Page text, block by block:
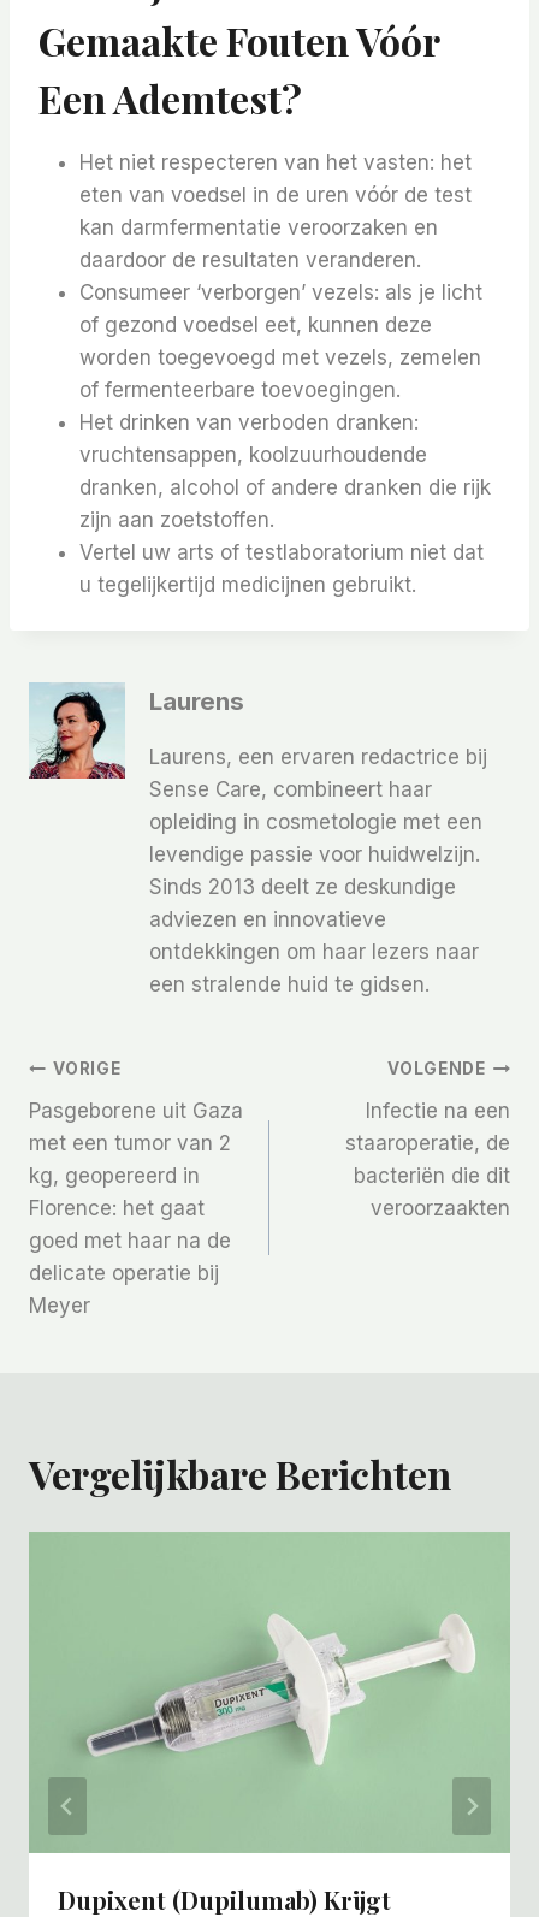
Gemaakte Fouten Vóór
Een Ademtest?
Het niet respecteren van het vasten: het
eten van voedsel in de uren vóór de test
kan darmfermentatie veroorzaken en
daardoor de resultaten veranderen.
Consumeer ‘verborgen’ vezels: als je licht
of gezond voedsel eet, kunnen deze
worden toegevoegd met vezels, zemelen
of fermenteerbare toevoegingen.
Het drinken van verboden dranken:
vruchtensappen, koolzuurhoudende
dranken, alcohol of andere dranken die rijk
zijn aan zoetstoffen.
Vertel uw arts of testlaboratorium niet dat
u tegelijkertijd medicijnen gebruikt.
Laurens
Laurens, een ervaren redactrice bij
Sense Care, combineert haar
opleiding in cosmetologie met een
levendige passie voor huidwelzijn.
Sinds 2013 deelt ze deskundige
adviezen en innovatieve
ontdekkingen om haar lezers naar
een stralende huid te gidsen.
Bericht
Navigatie
VORIGE
Pasgeborene uit Gaza
met een tumor van 2
kg, geopereerd in
Florence: het gaat
goed met haar na de
delicate operatie bij
Meyer
VOLGENDE
Infectie na een
staaroperatie, de
bacteriën die dit
veroorzaakten
Vergelijkbare Berichten
Dupixent (Dupilumab) Krijgt